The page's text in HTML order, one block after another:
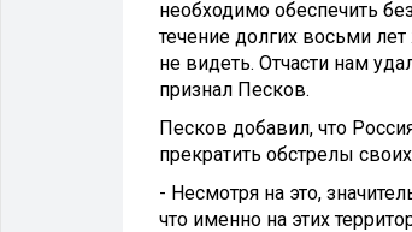
необходимо обеспечить
течение долгих восьми
не видеть. Отчасти нам
признал Песков.
Песков добавил, что
прекратить обстрелы
- Несмотря на это,
что именно на этих